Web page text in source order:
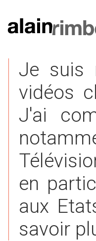
Je suis
vidéos
J'ai
en
aux
savoir